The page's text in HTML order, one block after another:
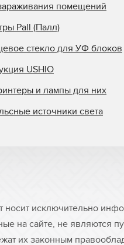
помещений
Pall (Палл)
стекло для УФ блоков
USHIO
и лампы для них
источники света
исключительно
на сайте, не являются
их законным